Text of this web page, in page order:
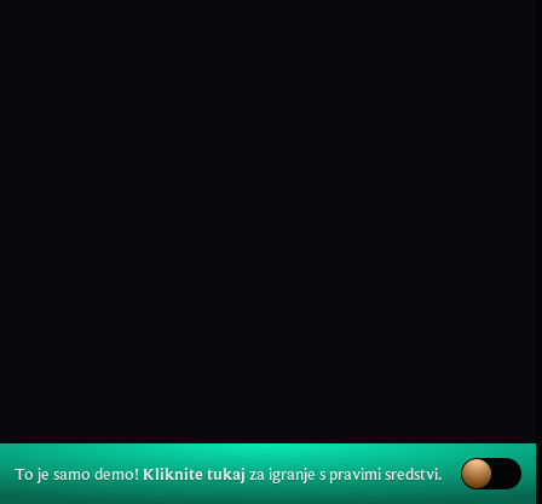
To je samo demo!Kliknite tukajza igranje s pravimi sredstvi.